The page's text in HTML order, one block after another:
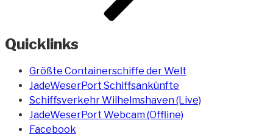
Quicklinks
Größte Containerschiffe der Welt
JadeWeserPort Schiffsankünfte
Schiffsverkehr Wilhelmshaven (Live)
JadeWeserPort Webcam (Offline)
Facebook